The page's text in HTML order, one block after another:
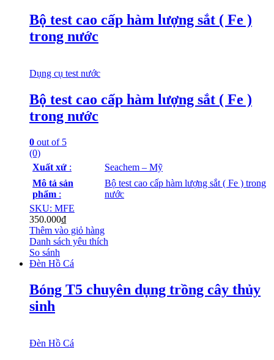
Bộ test cao cấp hàm lượng sắt ( Fe )
trong nước
Dụng cụ test nước
Bộ test cao cấp hàm lượng sắt ( Fe )
trong nước
0 out of 5
(0)
Xuất xứ :
Seachem – Mỹ
Mô tả sản
phẩm :
Bộ test cao cấp hàm lượng sắt ( Fe ) trong
nước
SKU: MFE
350.000₫
Thêm vào giỏ hàng
Danh sách yêu thích
So sánh
Đèn Hồ Cá
Bóng T5 chuyên dụng trồng cây thủy
sinh
Đèn Hồ Cá